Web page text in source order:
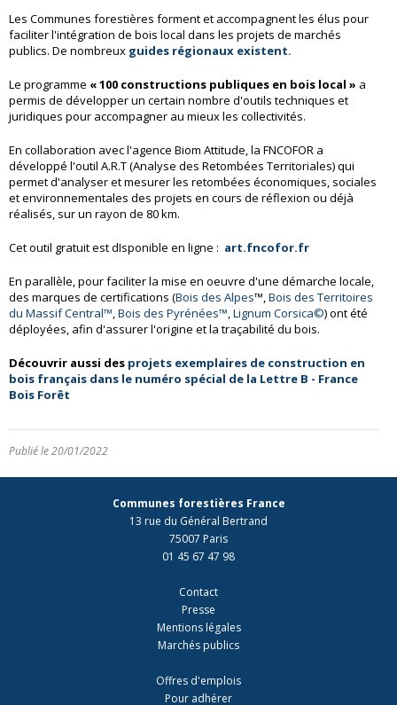
Les Communes forestières forment et accompagnent les élus pour
faciliter l'intégration de bois local dans les projets de marchés
publics. De nombreux guides régionaux existent.
Le programme « 100 constructions publiques en bois local » a
permis de développer un certain nombre d'outils techniques et
juridiques pour accompagner au mieux les collectivités.
En collaboration avec l'agence Biom Attitude, la FNCOFOR a
développé l'outil A.R.T (Analyse des Retombées Territoriales) qui
permet d'analyser et mesurer les retombées économiques, sociales
et environnementales des projets en cours de réflexion ou déjà
réalisés, sur un rayon de 80 km.
Cet outil gratuit est dIsponible en ligne : art.fncofor.fr
En parallèle, pour faciliter la mise en oeuvre d'une démarche locale,
des marques de certifications (Bois des Alpes™,Bois des Territoires
du Massif Central™,Bois des Pyrénées™,Lignum Corsica©) ont été
déployées, afin d'assurer l'origine et la traçabilité du bois.
Découvrir aussi des projets exemplaires de construction en
bois français dans le numéro spécial de la Lettre B - France
Bois Forêt
Publié le 20/01/2022
Communes forestières France
13 rue du Général Bertrand
75007 Paris
01 45 67 47 98
Contact
Presse
Mentions légales
Marchés publics
Offres d'emplois
Pour adhérer